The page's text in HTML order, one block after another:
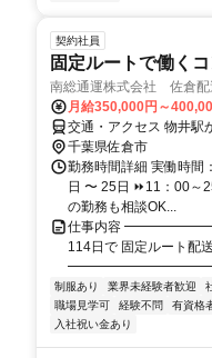
契約社員
固定ルートで働く
南総通運株式会社 佐倉配
月給350,000円～
交通・アクセス 物井駅
千葉県佐倉市
勤務時間詳細 実働時間
日 〜 25日 ⏩11：00
の勤務も相談OK...
仕事内容
114日で 固定ルート配
制服あり 業界未経験者歓迎
職場見学可
経験不問 有資格
入社祝い金あり